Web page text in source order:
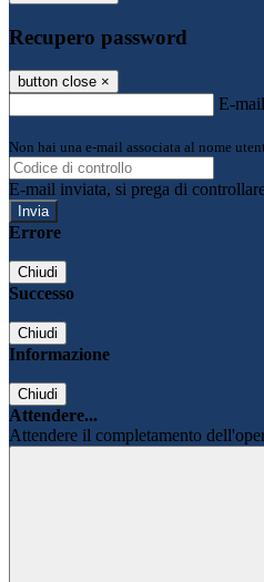
Recupero password
button close ×
E-mail
Non hai una e-mail associata al nome
E-mail inviata, si prega di
Errore
Chiudi
Successo
Chiudi
Informazione
Chiudi
Attendere...
Attendere il completamento